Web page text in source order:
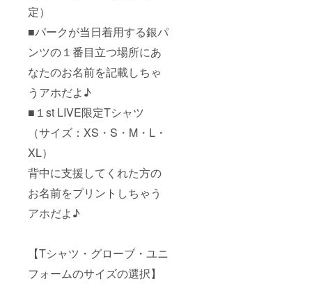
定）
■パークが当日着用する銀パ
ンツの１番目立つ場所にあ
なたのお名前を記載しちゃ
うアホだよ♪
■１st LIVE限定Tシャツ
（サイズ：XS・S・M・L・
XL）
背中に支援してくれた方の
お名前をプリントしちゃう
アホだよ♪
【Tシャツ・グローブ・ユニ
フォームのサイズの選択】